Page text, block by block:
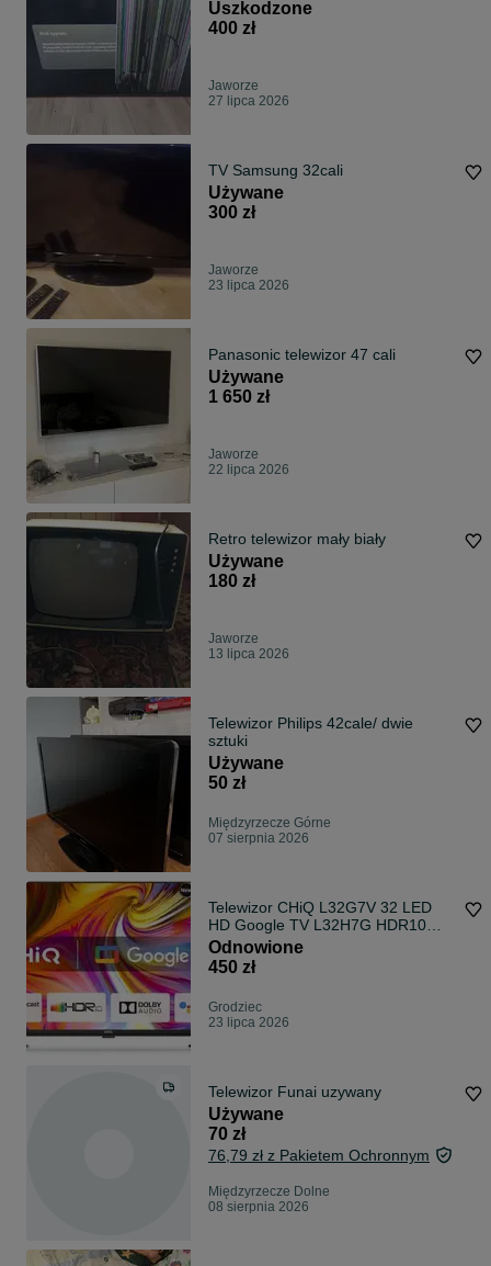
Uszkodzone
400 zł
Jaworze
27 lipca 2026
TV Samsung 32cali
Używane
300 zł
Jaworze
23 lipca 2026
Panasonic telewizor 47 cali
Używane
1 650 zł
Jaworze
22 lipca 2026
Retro telewizor mały biały
Używane
180 zł
Jaworze
13 lipca 2026
Telewizor Philips 42cale/ dwie
sztuki
Używane
50 zł
Międzyrzecze Górne
07 sierpnia 2026
Telewizor CHiQ L32G7V 32 LED
HD Google TV L32H7G HDR10
Dolby chromecast
Odnowione
450 zł
Grodziec
23 lipca 2026
Telewizor Funai uzywany
Używane
70 zł
76,79 zł z Pakietem Ochronnym
Międzyrzecze Dolne
08 sierpnia 2026